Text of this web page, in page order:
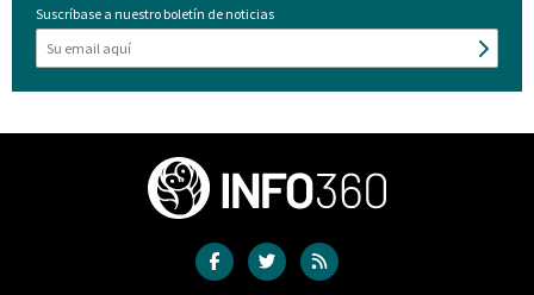
Suscríbase a nuestro boletín de noticias